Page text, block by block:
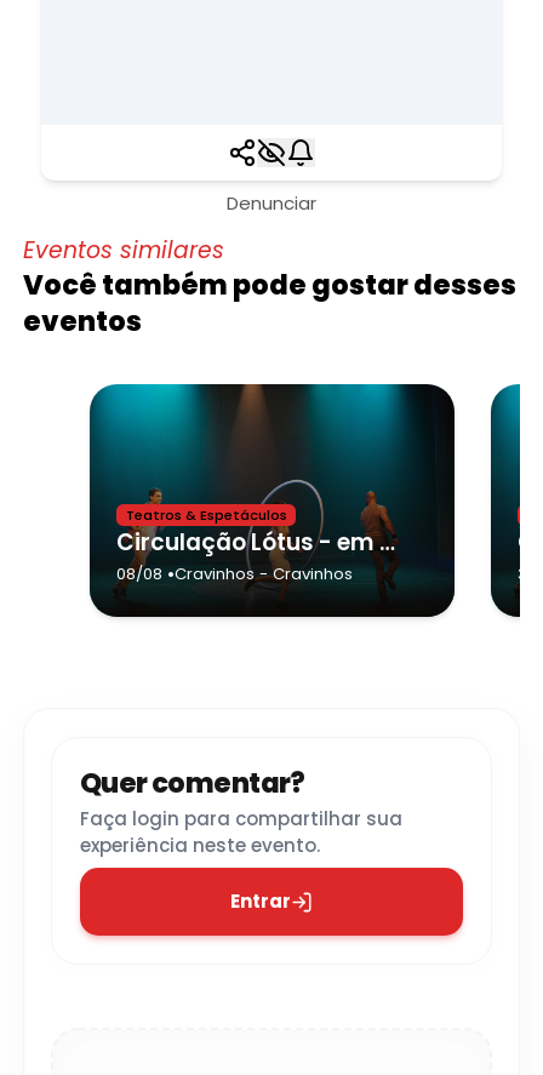
Denunciar
Eventos similares
Você também pode gostar desses
eventos
Teatros & Espetáculos
Circulação Lótus - em Cravinhos
08/08 •Cravinhos- Cravinhos
Quer comentar?
Faça login para compartilhar sua
experiência neste evento.
Entrar